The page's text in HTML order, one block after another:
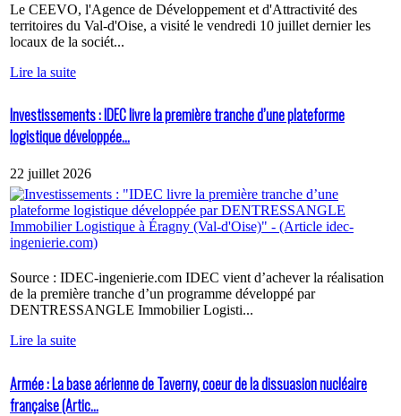
Le CEEVO, l'Agence de Développement et d'Attractivité des
territoires du Val-d'Oise, a visité le vendredi 10 juillet dernier les
locaux de la sociét...
Lire la suite
Investissements : IDEC livre la première tranche d’une plateforme
logistique développée...
22 juillet 2026
Source : IDEC-ingenierie.com IDEC vient d’achever la réalisation
de la première tranche d’un programme développé par
DENTRESSANGLE Immobilier Logisti...
Lire la suite
Armée : La base aérienne de Taverny, coeur de la dissuasion nucléaire
française (Artic...